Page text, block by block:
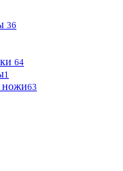
36
64
1
ножи63